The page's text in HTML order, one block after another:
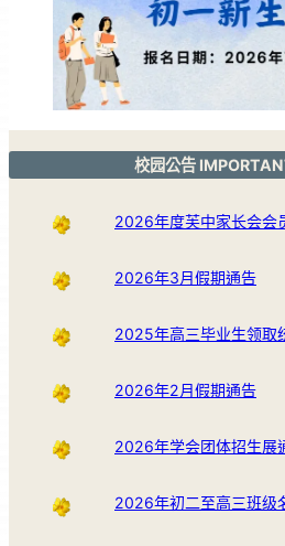
校园公告
2026年度芙中家长会会
2026年3月假期通告
2025年高三毕业生领取
2026年2月假期通告
2026年学会团体招生展
2026年初二至高三班级